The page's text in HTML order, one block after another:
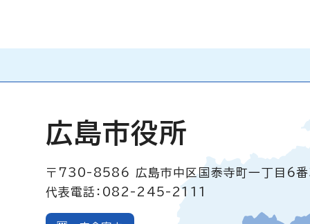
広島市役所
〒730-8586
広島市中区国泰寺町一丁目6
代表電話：082-245-2111